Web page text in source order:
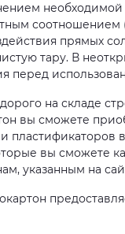
соотношением
прямых
тару. В
перед
на складе
вы сможете
вы сможете
указанным на